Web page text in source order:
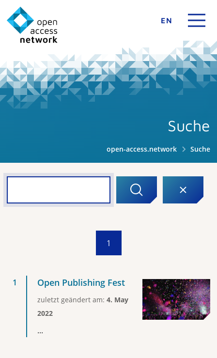
EN
Suche
open-access.network Suche
1
Open Publishing Fest
zuletzt geändert am: 4. May
2022
...